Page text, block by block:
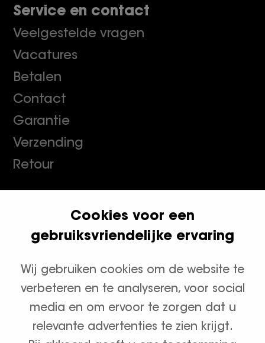
Service en contact
Veelgestelde vragen
Vacatures
Betalen
Contact
Garantie
Verzending
Retour
Klanten geven ons een 9.8
Productcategorieën
Waterontharders
Zout en onderhoud
Cookies voor een
gebruiksvriendelijke ervaring
Wij gebruiken cookies om de website te
verbeteren en te analyseren, voor social
media en om ervoor te zorgen dat u
relevante advertenties te zien krijgt.